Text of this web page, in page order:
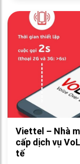
Viettel – Nhà
cấp dịch vụ
tế